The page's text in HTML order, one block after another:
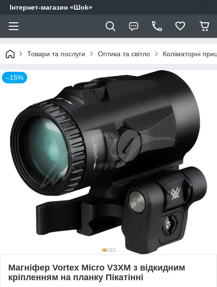
Інтернет-магазин «Шоk»
Товари та послуги Оптика та світло Коліматорні
–15%
Магніфер Vortex Micro V3XM з відкидним
кріпленням на планку Пікатінні